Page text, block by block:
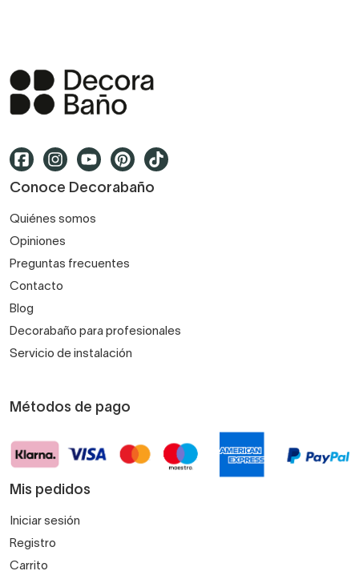
Conoce Decorabaño
Quiénes somos
Opiniones
Preguntas frecuentes
Contacto
Blog
Decorabaño para profesionales
Servicio de instalación
Métodos de pago
Mis pedidos
Iniciar sesión
Registro
Carrito